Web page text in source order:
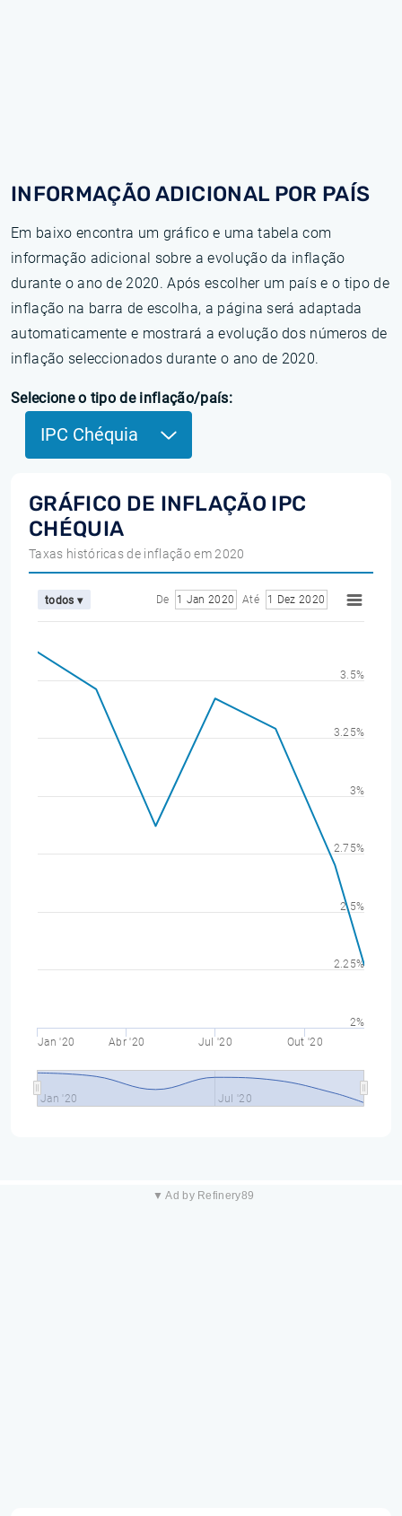
INFORMAÇÃO ADICIONAL POR PAÍS
Em baixo encontra um gráfico e uma tabela com
informação adicional sobre a evolução da inflação
durante o ano de 2020. Após escolher um país e o tipo de
inflação na barra de escolha, a página será adaptada
automaticamente e mostrará a evolução dos números de
inflação seleccionados durante o ano de 2020.
Selecione o tipo de inflação/país:
IPC Chéquia
GRÁFICO DE INFLAÇÃO IPC
CHÉQUIA
Taxas históricas de inflação em 2020
todos ▾ De 1 Jan 2020 Até 1 Dez 2020
Jan '20 Abr '20 Jul '20 Out '20
Jan '20 Jul '20
2%
2.25%
2.5%
2.75%
3%
3.25%
3.5%
▼ Ad by Refinery89